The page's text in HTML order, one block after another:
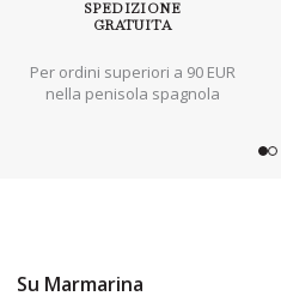
SPEDIZIONE
GRATUITA
Per ordini superiori a 90 EUR
nella penisola spagnola
Su Marmarina